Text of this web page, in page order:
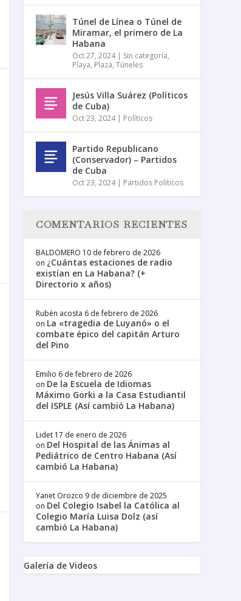
Túnel de Línea o Túnel de
Miramar, el primero de La
Habana
Oct 27, 2024| Sin categoría,
Playa, Plaza,Túneles
Jesús Villa Suárez (Políticos
de Cuba)
Oct 23, 2024| Políticos
Partido Republicano
(Conservador) – Partidos
de Cuba
Oct 23, 2024| Partidos Políticos
COMENTARIOS RECIENTES
BALDOMERO 10 de febrero de 2026
on ¿Cuántas estaciones de radio
existían en La Habana? (+
Directorio x años)
Rubén acosta 6 de febrero de 2026
on La «tragedia de Luyanó» o el
combate épico del capitán Arturo
del Pino
Emilio 6 de febrero de 2026
on De la Escuela de Idiomas
Máximo Gorki a la Casa Estudiantil
del ISPLE (Así cambió La Habana)
Lidet 17 de enero de 2026
on Del Hospital de las Ánimas al
Pediátrico de Centro Habana (Así
cambió La Habana)
Yanet Orozco 9 de diciembre de 2025
on Del Colegio Isabel la Católica al
Colegio María Luisa Dolz (así
cambió La Habana)
Galería de Videos